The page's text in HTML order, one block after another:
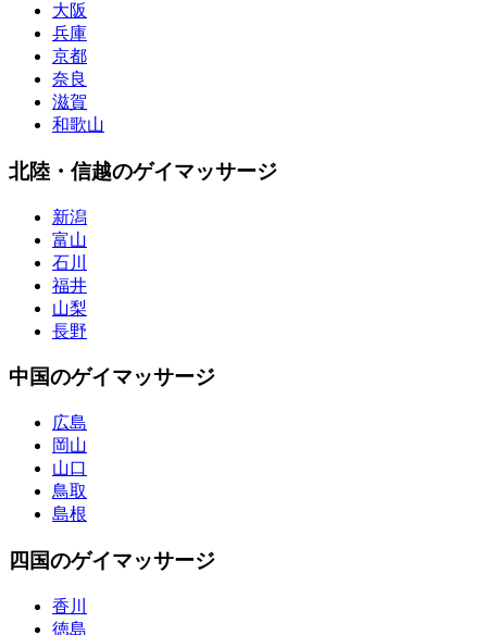
大阪
兵庫
京都
奈良
滋賀
和歌山
北陸・信越のゲイマッサージ
新潟
富山
石川
福井
山梨
長野
中国のゲイマッサージ
広島
岡山
山口
鳥取
島根
四国のゲイマッサージ
香川
徳島